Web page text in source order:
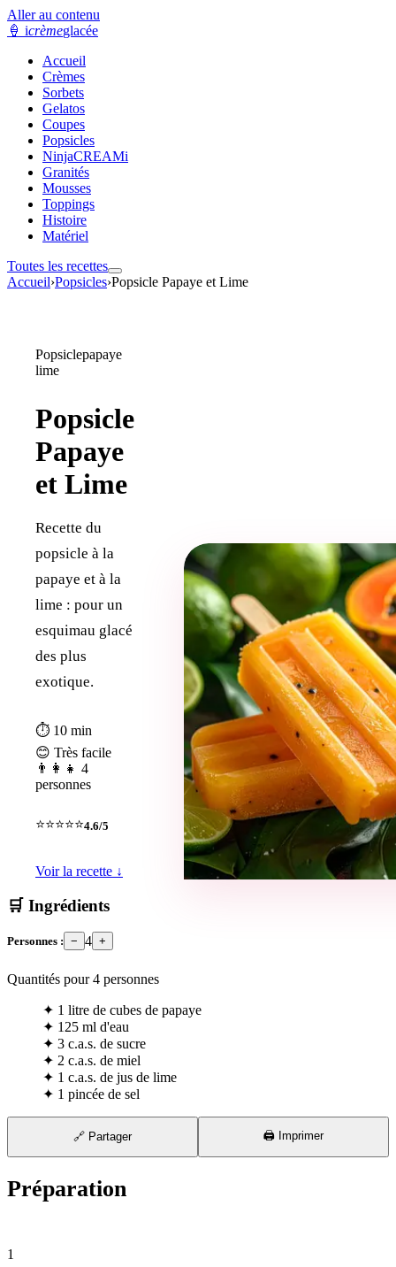
Aller au contenu
🍦 icrèmeglacée
Accueil
Crèmes
Sorbets
Gelatos
Coupes
Popsicles
NinjaCREAMi
Granités
Mousses
Toppings
Histoire
Matériel
Toutes les recettes
Accueil›Popsicles›Popsicle Papaye et Lime
Popsiclepapaye
lime
Popsicle
Papaye
et Lime
Recette du
popsicle à la
papaye et à la
lime : pour un
esquimau glacé
des plus
exotique.
⏱ 10 min
😊 Très facile
👨‍👩‍👧 4
personnes
⭐⭐⭐⭐⭐4.6/5
Voir la recette ↓
🛒 Ingrédients
Personnes : − 4 +
Quantités pour4 personnes
✦ 1 litre de cubes de papaye
✦ 125 ml d'eau
✦ 3 c.a.s. de sucre
✦ 2 c.a.s. de miel
✦ 1 c.a.s. de jus de lime
✦ 1 pincée de sel
🔗 Partager 🖨️ Imprimer
Préparation
1